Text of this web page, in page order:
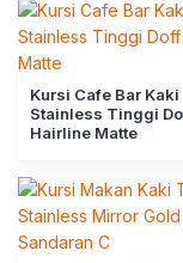
Kursi Cafe Bar Kaki
Stainless Tinggi
Hairline Matte